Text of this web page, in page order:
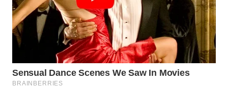
LANGKAT
WN
TAPANULI
WN